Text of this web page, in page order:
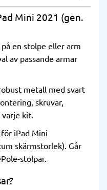
Mini 2021 (gen.
en stolpe eller arm
av passande armar
metall med svart
skruvar,
varje kit.
iPad Mini
skärmstorlek). Går
stolpar.